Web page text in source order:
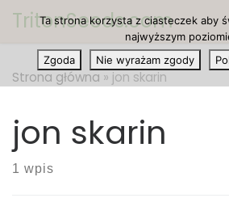
Przejdź do treści
TritonSeeds.com
Strona główna » jon skarin
jon skarin
1 wpis
Ta strona korzysta z ciasteczek aby
najwyższym
Zgoda
Nie wyrażam zgody